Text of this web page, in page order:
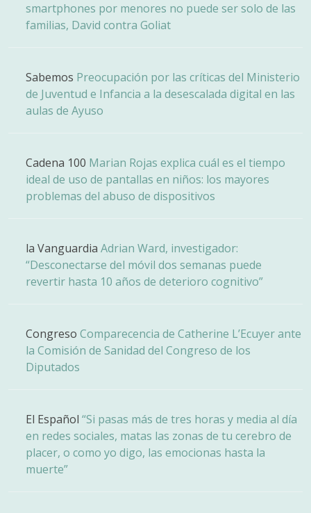
smartphones por menores no puede ser solo de las
familias, David contra Goliat
Sabemos Preocupación por las críticas del Ministerio
de Juventud e Infancia a la desescalada digital en las
aulas de Ayuso
Cadena 100 Marian Rojas explica cuál es el tiempo
ideal de uso de pantallas en niños: los mayores
problemas del abuso de dispositivos
la Vanguardia Adrian Ward, investigador:
“Desconectarse del móvil dos semanas puede
revertir hasta 10 años de deterioro cognitivo”
Congreso Comparecencia de Catherine L’Ecuyer ante
la Comisión de Sanidad del Congreso de los
Diputados
El Español “Si pasas más de tres horas y media al día
en redes sociales, matas las zonas de tu cerebro de
placer, o como yo digo, las emocionas hasta la
muerte”